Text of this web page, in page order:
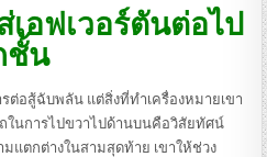
อฟเวอร์ตันต่อไป
ชั้น
ต่อสู้ฉับพลัน แต่สิ่งที่ทําเครื่องหมายเขา
ในการไปขวาไปด้านบนคือวิสัยทัศน์
แตกต่างในสามสุดท้าย เขาให้ช่วง